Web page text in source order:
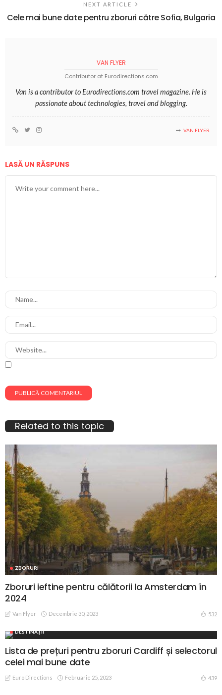
NEXT ARTICLE
Cele mai bune date pentru zboruri către Sofia, Bulgaria
VAN FLYER
Contributor at Eurodirections.com
Van is a contributor to Eurodirections.com travel magazine. He is
passionate about technologies, travel and blogging.
VAN FLYER
LASĂ UN RĂSPUNS
Related to this topic
ZBORURI
Zboruri ieftine pentru călătorii la Amsterdam în
2024
Van Flyer Decembrie 30, 2023 532
DESTINAȚII
Lista de prețuri pentru zboruri Cardiff și selectorul
celei mai bune date
Euro Directions Februarie 25, 2023 439